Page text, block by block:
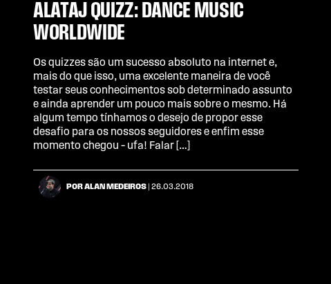
ALATAJ QUIZZ: DANCE MUSIC
WORLDWIDE
Os quizzes são um sucesso absoluto na internet e,
mais do que isso, uma excelente maneira de você
testar seus conhecimentos sob determinado assunto
e ainda aprender um pouco mais sobre o mesmo. Há
algum tempo tínhamos o desejo de propor esse
desafio para os nossos seguidores e enfim esse
momento chegou – ufa! Falar […]
POR ALAN MEDEIROS | 26.03.2018